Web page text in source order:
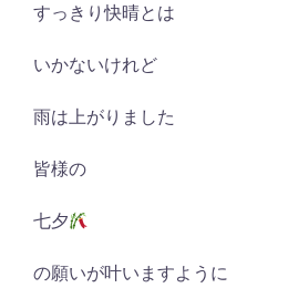
すっきり快晴とは
いかないけれど
雨は上がりました
皆様の
七夕
の願いが叶いますように